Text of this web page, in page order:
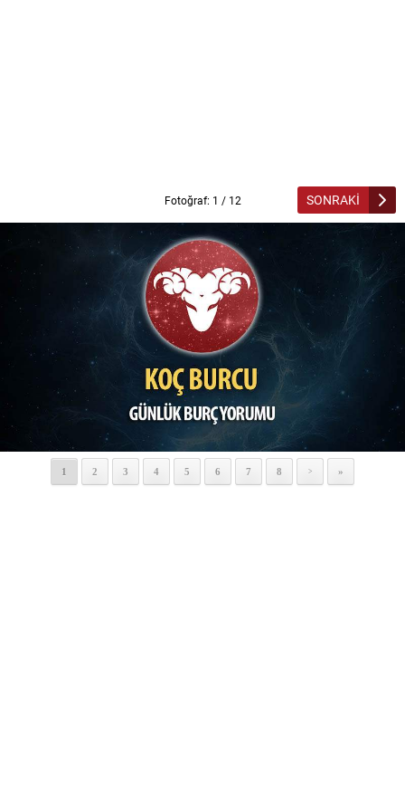
Fotoğraf: 1 / 12 SONRAKİ
1 2 3 4 5 6 7 8 > »